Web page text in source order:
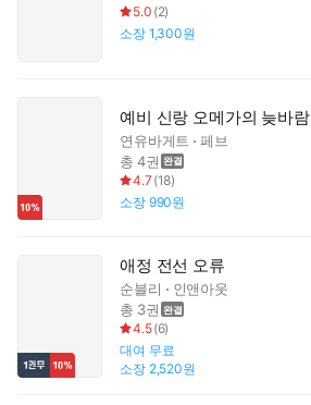
5.0 (2)
소장 1,300원
예비 신랑 오메가의 늦바람
연유바게트
페브
총 4권
4.7 (18)
소장 990원
애정 전선 오류
순블리
인앤아웃
총 3권
4.5(6)
대여 무료
소장 2,520원